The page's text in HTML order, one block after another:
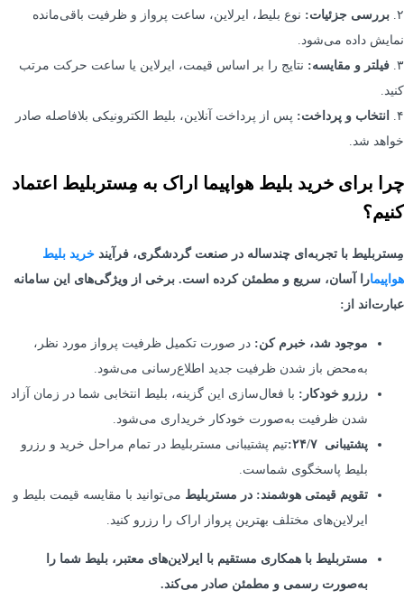
۲. بررسی جزئیات: نوع بلیط، ایرلاین، ساعت پرواز و ظرفیت باقی‌مانده
نمایش داده می‌شود.
۳. فیلتر و مقایسه: نتایج را بر اساس قیمت، ایرلاین یا ساعت حرکت مرتب
کنید.
۴.
انتخاب و پرداخت: پس از پرداخت آنلاین، بلیط الکترونیکی بلافاصله صادر
خواهد شد.
چرا برای خرید بلیط هواپیما اراک به مِستربلیط اعتماد
کنیم؟
مِستربلیط با تجربه‌ای چندساله در صنعت گردشگری، فرآیند خرید بلیط
هواپیمارا آسان، سریع و مطمئن کرده است. برخی از ویژگی‌های این سامانه
عبارت‌اند از:
موجود شد، خبرم کن: در صورت تکمیل ظرفیت پرواز مورد نظر،
به‌محض باز شدن ظرفیت جدید اطلاع‌رسانی می‌شود.
رزرو خودکار: با فعال‌سازی این گزینه، بلیط انتخابی شما در زمان آزاد
شدن ظرفیت به‌صورت خودکار خریداری می‌شود.
پشتیبانی ۲۴/۷:
تیم پشتیبانی مستربلیط در تمام مراحل خرید و رزرو
بلیط پاسخگوی شماست.
تقویم قیمتی هوشمند: در مستربلیط می‌توانید با مقایسه قیمت بلیط و
ایرلاین‌های مختلف بهترین پرواز اراک را رزرو کنید.
مستربلیط با همکاری مستقیم با ایرلاین‌های معتبر، بلیط شما را
به‌صورت رسمی و مطمئن صادر می‌کند.